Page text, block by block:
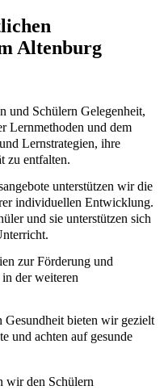
Altenburg
und Schülern Gelegenheit,
Lernmethoden und dem
Lernstrategien, ihre
zu entfalten.
unterstützen wir die
individuellen Entwicklung.
und sie unterstützen sich
zur Förderung und
der weiteren
bieten wir gezielt
und achten auf gesunde
den Schülern